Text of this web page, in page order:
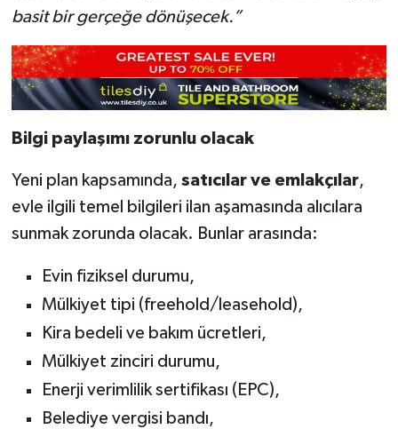
basit bir gerçeğe dönüşecek.”
Bilgi paylaşımı zorunlu olacak
Yeni plan kapsamında, satıcılar ve emlakçılar,
evle ilgili temel bilgileri ilan aşamasında alıcılara
sunmak zorunda olacak. Bunlar arasında:
Evin fiziksel durumu,
Mülkiyet tipi (freehold/leasehold),
Kira bedeli ve bakım ücretleri,
Mülkiyet zinciri durumu,
Enerji verimlilik sertifikası (EPC),
Belediye vergisi bandı,